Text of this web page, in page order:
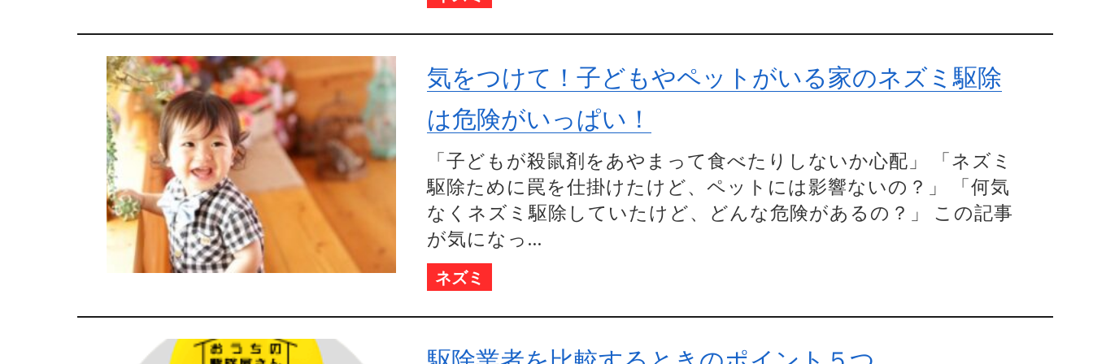
気をつけて！子どもやペットがいる家のネズミ駆除
は危険がいっぱい！
「子どもが殺鼠剤をあやまって食べたりしないか心配」 「ネズミ
駆除ために罠を仕掛けたけど、ペットには影響ないの？」 「何気
なくネズミ駆除していたけど、どんな危険があるの？」 この記事
が気になっ...
ネズミ